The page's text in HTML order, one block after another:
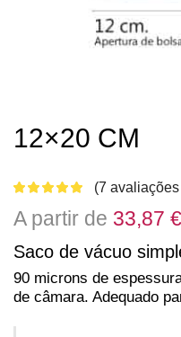
12×20 CM
(7
A partir de 33,87 €
Saco de vácuo
90 microns de
de câmara. Adequado